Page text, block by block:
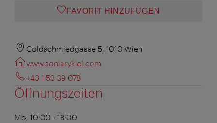
FAVORIT HINZUFÜGEN
Goldschmiedgasse 5, 1010 Wien
www.soniarykiel.com
+43 1 53 39 078
Öffnungszeiten
Mo, 10:00 - 18:00